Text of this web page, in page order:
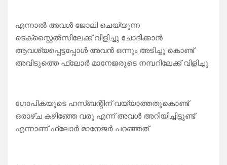
എന്നാൽ അവൾ ജോലി ചെയ്യുന്ന
ടെക്സ്റ്റൈൽസിലേക്ക് വിളിച്ചു ചോദിക്കാൻ
ആവശ്യപ്പെട്ടപ്പോൾ അവൻ ഒന്നും അടിച്ചു കൊണ്ട്
അവിടുത്തെ ഫ്ലോർ മാനേജരുടെ നമ്പറിലേക്ക് വിളിച്ചു.
ഗോപികയുടെ ഹസ്ബന്റിന് വയ്യാത്തതുകൊണ്ട്
ഒരാഴ്ച കഴിഞ്ഞേ വരൂ എന്ന് അവൾ അറിയിച്ചിട്ടുണ്ട്
എന്നാണ് ഫ്ലോർ മാനേജർ പറഞ്ഞത്.